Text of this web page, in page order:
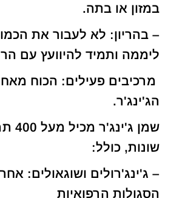
במזון או בתה.
– בהריון: לא לעבור את
ליממה ותמיד להיוועץ עם
מרכיבים פעילים: הכוח
הג'ינג'ר.
שמן
שונות, כולל:
– ג'ינג'רולים ושוגאולים:
הסגולות הרפואיות